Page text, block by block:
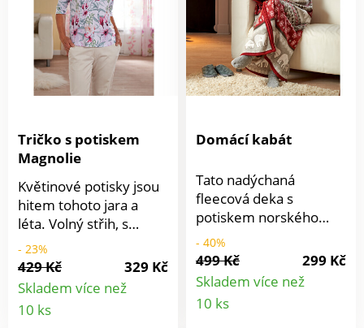
Tričko s potiskem
Magnolie
Květinové potisky jsou
hitem tohoto jara a
léta. Volný střih, s
lichotivým výstřihem a
3/4 rukávy - vysoce
módní a skvělé ke
kombinování.S
exkluzivním
- 23%
429 Kč
329 Kč
Skladem více než
10 ks
Domácí kabát
Tato nadýchaná
fleecová deka s
potiskem norského
vzoru je opravdu
mistrem přeměny. S
předním zipem a
spínačkami z ní
vytvoříte teploučký
- 40%
499 Kč
299 Kč
Skladem více než
10 ks